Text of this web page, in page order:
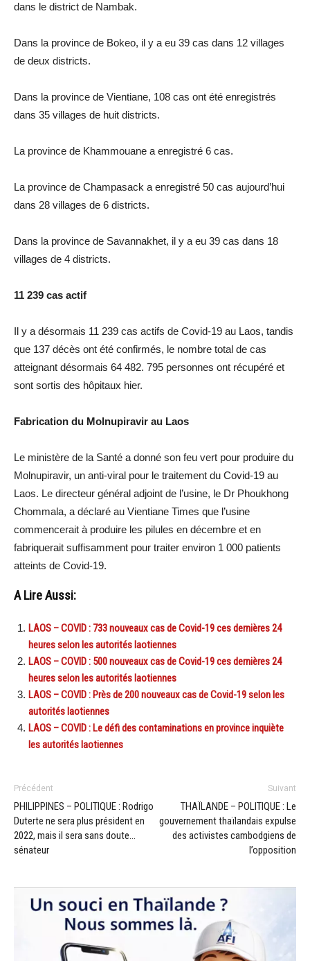
dans le district de Nambak.
Dans la province de Bokeo, il y a eu 39 cas dans 12 villages
de deux districts.
Dans la province de Vientiane, 108 cas ont été enregistrés
dans 35 villages de huit districts.
La province de Khammouane a enregistré 6 cas.
La province de Champasack a enregistré 50 cas aujourd’hui
dans 28 villages de 6 districts.
Dans la province de Savannakhet, il y a eu 39 cas dans 18
villages de 4 districts.
11 239 cas actif
Il y a désormais 11 239 cas actifs de Covid-19 au Laos, tandis
que 137 décès ont été confirmés, le nombre total de cas
atteignant désormais 64 482. 795 personnes ont récupéré et
sont sortis des hôpitaux hier.
Fabrication du Molnupiravir au Laos
Le ministère de la Santé a donné son feu vert pour produire du
Molnupiravir, un anti-viral pour le traitement du Covid-19 au
Laos. Le directeur général adjoint de l’usine, le Dr Phoukhong
Chommala, a déclaré au Vientiane Times que l’usine
commencerait à produire les pilules en décembre et en
fabriquerait suffisamment pour traiter environ 1 000 patients
atteints de Covid-19.
A Lire Aussi:
LAOS – COVID : 733 nouveaux cas de Covid-19 ces dernières 24
heures selon les autorités laotiennes
LAOS – COVID : 500 nouveaux cas de Covid-19 ces dernières 24
heures selon les autorités laotiennes
LAOS – COVID : Près de 200 nouveaux cas de Covid-19 selon les
autorités laotiennes
LAOS – COVID : Le défi des contaminations en province inquiète
les autorités laotiennes
Précédent
PHILIPPINES – POLITIQUE : Rodrigo
Duterte ne sera plus président en
2022, mais il sera sans doute…
sénateur
Suivant
THAÏLANDE – POLITIQUE : Le
gouvernement thaïlandais expulse
des activistes cambodgiens de
l’opposition